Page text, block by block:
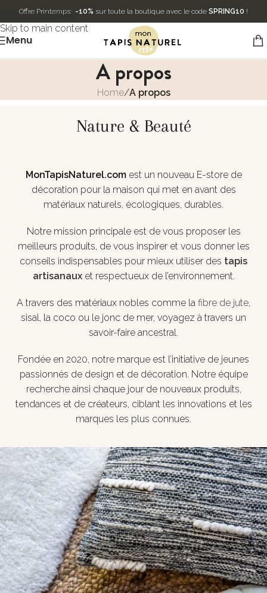
Skip to navigation
Skip to main content
Offre Printemps: -10% sur toute la boutique avec le code SPRING10 !
Menu
A propos
Home/A propos
Nature & Beauté
MonTapisNaturel.comest un nouveau E-store de
décoration pour la maison qui met en avant des
matériaux naturels, écologiques, durables.
Notre mission principale est de vous proposer les
meilleurs produits, de vous inspirer et vous donner les
conseils indispensables pour mieux utiliser des tapis
artisanauxet respectueux de l’environnement.
A travers des matériaux nobles comme la fibre de jute,
sisal, la coco ou le jonc de mer, voyagez à travers un
savoir-faire ancestral.
Fondée en 2020, notre marque est l’initiative de jeunes
passionnés de design et de décoration. Notre équipe
recherche ainsi chaque jour de nouveaux produits,
tendances et de créateurs, ciblant les innovations et les
marques les plus connues.